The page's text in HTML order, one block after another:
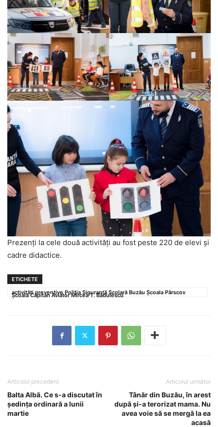
Prezenți la cele două activități au fost peste 220 de elevi și
cadre didactice.
ETICHETE
activități preventive Poliția Siguranță Școlară Buzău Școala Pârscov
Școala Căpitan Aviator Mircea T. Bădulescu
Articolul precedent
Balta Albă. Ce s-a discutat în
ședința ordinară a lunii
martie
Articolul următor
Tânăr din Buzău, în arest
după și-a terorizat mama. Nu
avea voie să se mergă la ea
acasă